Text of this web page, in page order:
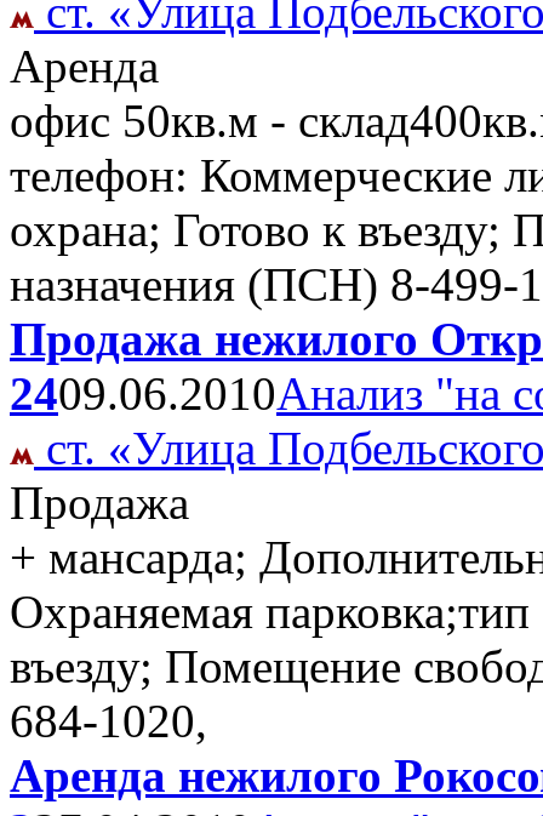
ст. «Улица
Аренда
офис 50кв.м -
телефон: Коммерческие
охрана; Готово к въезду;
назначения (ПСН) 8-499-
Продажа нежилого
2409.06.2010Анализ "на
ст. «Улица
Продажа
+ мансарда;
Охраняемая
въезду; Помещение
684-1020,
Аренда нежилого